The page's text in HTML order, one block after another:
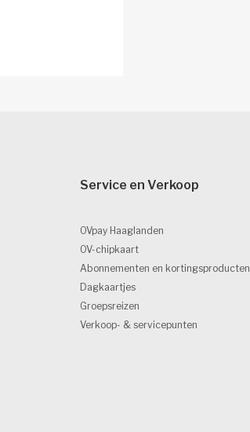
Service en Verkoop
OVpay Haaglanden
OV-chipkaart
Abonnementen en kortingsproducten
Dagkaartjes
Groepsreizen
Verkoop- & servicepunten